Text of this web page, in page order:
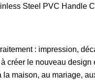
: impression,
créer le nouveau design
maison, au mariage,